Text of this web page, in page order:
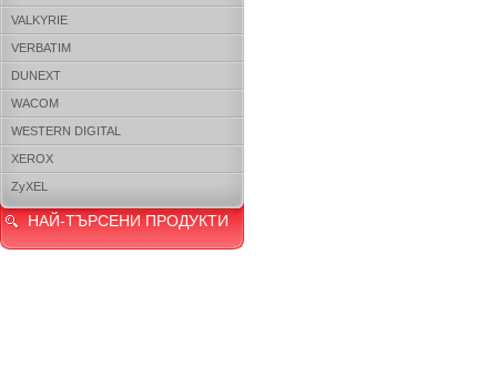
VALKYRIE
VERBATIM
DUNEXT
WACOM
WESTERN DIGITAL
XEROX
ZyXEL
НАЙ-ТЪРСЕНИ ПРОДУКТИ